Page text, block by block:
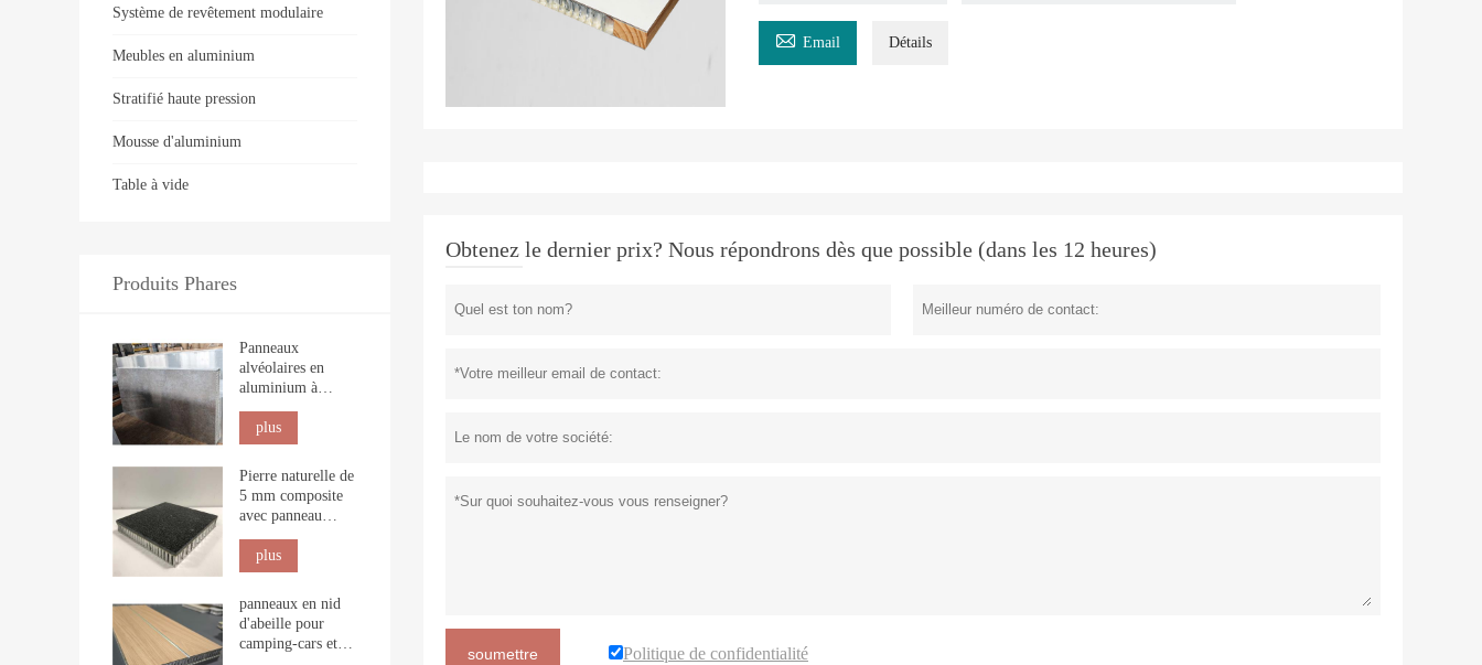
 Email Détails
Obtenez le dernier prix? Nous répondrons dès que possible (dans les 12 heures)
soumettre Politique de confidentialité
Système de revêtement modulaire
Meubles en aluminium
Stratifié haute pression
Mousse d'aluminium
Table à vide
Produits Phares
Panneaux
alvéolaires en
aluminium à
imitation pierre
pour revêtement
intérieur
plus
Pierre naturelle de
5 mm composite
avec panneau
construction
plus
panneaux en nid
d'abeille pour
camping-cars et